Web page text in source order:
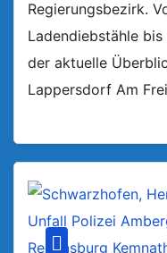
Regierungsbezirk.
Ladendiebstähle
der aktuelle
Lappersdorf Am